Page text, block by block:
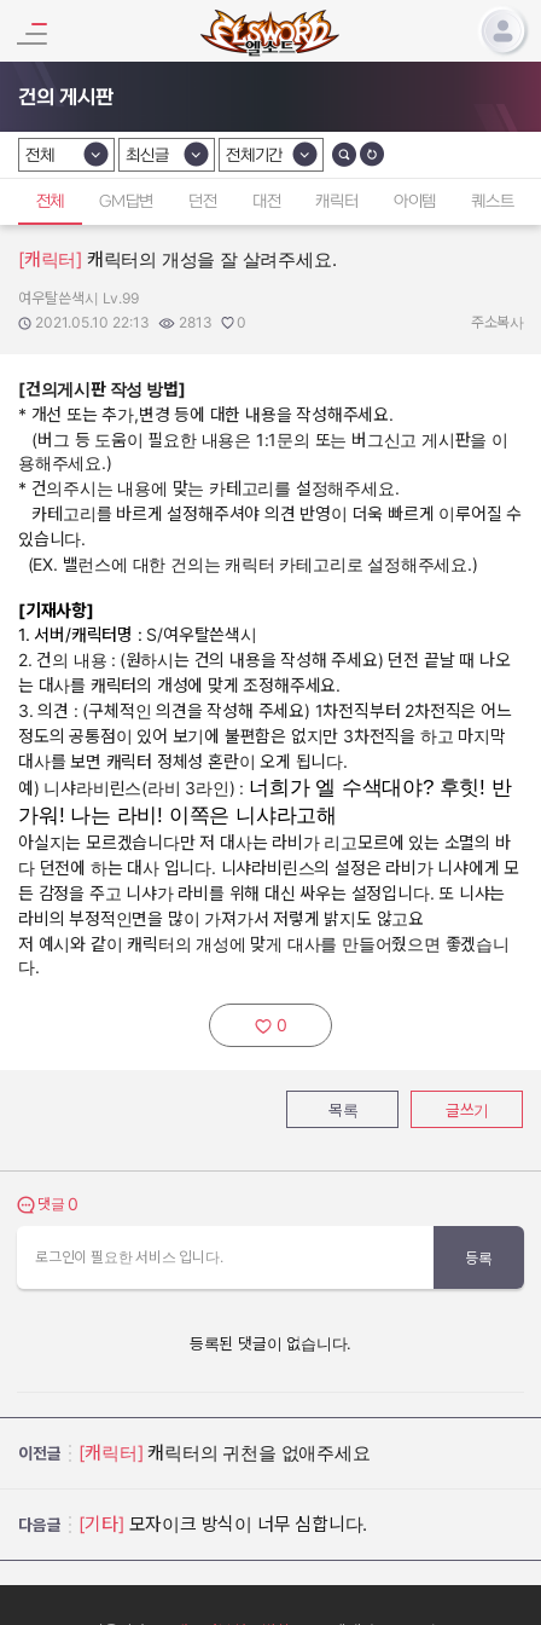
건의 게시판
카테고리 선택
전체
카테고리 선택
최신글
카테고리 선택
전체기간
전체 GM답변 던전 대전 캐릭터 아이템 퀘스트
[캐릭터] 캐릭터의 개성을 잘 살려주세요.
작성자:
여우탈쓴색시 Lv.99
작성일:
2021.05.10 22:13
조회수:
2813
추천수:
0 주소복사
[건의게시판 작성 방법]
* 개선 또는 추가,변경 등에 대한 내용을 작성해주세요.
(버그 등 도움이 필요한 내용은 1:1문의 또는 버그신고 게시판을 이
용해주세요.)
* 건의주시는 내용에 맞는 카테고리를 설정해주세요.
카테고리를 바르게 설정해주셔야 의견 반영이 더욱 빠르게 이루어질 수
있습니다.
(EX. 밸런스에 대한 건의는 캐릭터 카테고리로 설정해주세요.)
[기재사항]
1. 서버/캐릭터명 : S/여우탈쓴색시
2. 건의 내용 : (원하시는 건의 내용을 작성해 주세요) 던전 끝날 때 나오
는 대사를 캐릭터의 개성에 맞게 조정해주세요.
3. 의견 : (구체적인 의견을 작성해 주세요) 1차전직부터 2차전직은 어느
정도의 공통점이 있어 보기에 불편함은 없지만 3차전직을 하고 마지막
대사를 보면 캐릭터 정체성 혼란이 오게 됩니다.
예) 니샤라비린스(라비 3라인) : 너희가 엘 수색대야? 후힛! 반
가워! 나는 라비! 이쪽은 니샤라고해
아실지는 모르겠습니다만 저 대사는 라비가 리고모르에 있는 소멸의 바
다 던전에 하는 대사 입니다. 니샤라비린스의 설정은 라비가 니샤에게 모
든 감정을 주고 니샤가 라비를 위해 대신 싸우는 설정입니다. 또 니샤는
라비의 부정적인면을 많이 가져가서 저렇게 밝지도 않고요
저 예시와 같이 캐릭터의 개성에 맞게 대사를 만들어줬으면 좋겠습니
다.
추천하기:
0
목록 글쓰기
댓글 보기
댓글 0
로그인이 필요한 서비스 입니다. 등록
등록된 댓글이 없습니다.
이전글 [캐릭터] 캐릭터의 귀천을 없애주세요
다음글 [기타] 모자이크 방식이 너무 심합니다.